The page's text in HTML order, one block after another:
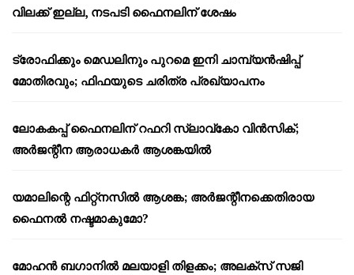
വിലക്ക് ഇല്ല, നടപടി ഫൈനലിന് ശേഷം
ട്രോഫിക്കും മെഡലിനും പുറമെ ഇനി ചാമ്പ്യൻഷിപ്പ്
മോതിരവും; ഫിഫയുടെ ചരിത്ര പ്രഖ്യാപനം
ലോകകപ്പ് ഫൈനലിന് റഫറി സ്ലാവ്‌കോ വിൻസിക്;
അർജന്റീന ആരാധകർ ആശങ്കയിൽ
യമാലിന്റെ ഫിറ്റ്നസിൽ ആശങ്ക; അർജന്റീനക്കെതിരായ
ഫൈനൽ നഷ്ടമാകുമോ?
മോഹൻ ബഗാനിൽ മലയാളി തിളക്കം; അലക്സ് സജി